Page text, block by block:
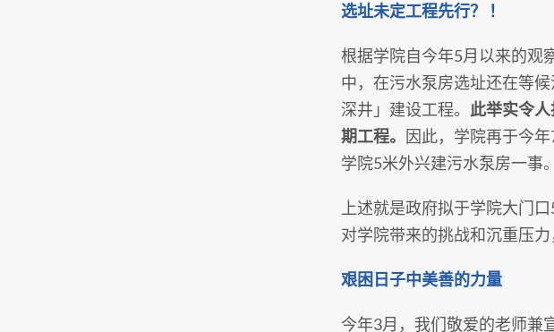
选址未定工程先行？ ！
根据学院自今年5月以来的观
中，在污水泵房选址还在等
深井」建设工程。 此举实令
期工程。 因此，学院再于今
学院5米外兴建污水泵房一事
上述就是政府拟于学院大门
对学院带来的挑战和沉重压
艰困日子中美善的力量
今年3月，我们敬爱的老师兼